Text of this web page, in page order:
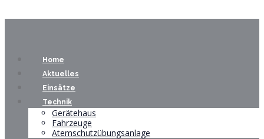
Home
Aktuelles
Einsätze
Technik
Gerätehaus
Fahrzeuge
Atemschutzübungsanlage